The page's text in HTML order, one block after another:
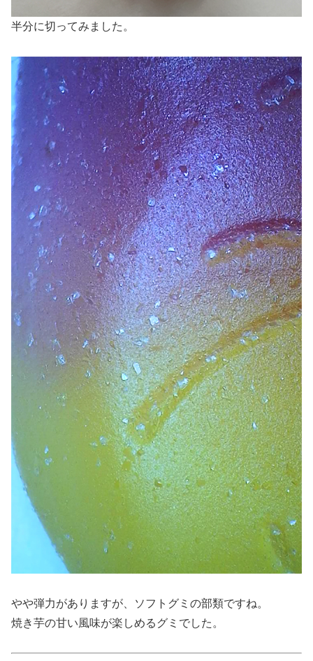
半分に切ってみました。
やや弾力がありますが、ソフトグミの部類ですね。
焼き芋の甘い風味が楽しめるグミでした。